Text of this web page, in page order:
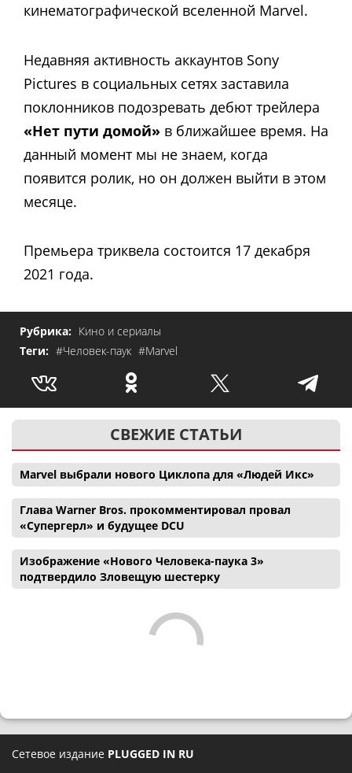
кинематографической вселенной Marvel.
Недавняя активность аккаунтов Sony
Pictures в социальных сетях заставила
поклонников подозревать дебют трейлера
«Нет пути домой» в ближайшее время. На
данный момент мы не знаем, когда
появится ролик, но он должен выйти в этом
месяце.
Премьера триквела состоится 17 декабря
2021 года.
Рубрика: Кино и сериалы
Теги: #Человек-паук #Marvel
СВЕЖИЕ СТАТЬИ
Marvel выбрали нового Циклопа для «Людей Икс»
Глава Warner Bros. прокомментировал провал
«Супергерл» и будущее DCU
Изображение «Нового Человека-паука 3»
подтвердило Зловещую шестерку
Сетевое издание PLUGGED IN RU